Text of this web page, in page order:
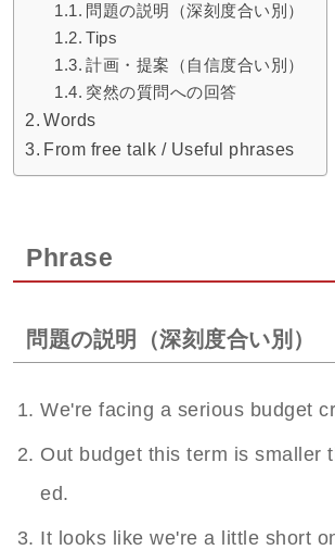
問題の説明（深刻度合い別）
Tips
計画・提案（自信度合い別）
突然の質問への回答
Words
From free talk / Useful phrases
Phrase
問題の説明（深刻度合い別）
We're facing a serious budget
Out budget this term is smaller
ed.
It looks like we're a little short